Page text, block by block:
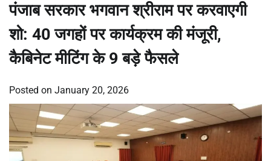
पंजाब सरकार भगवान श्रीराम पर करवाएगी
शो: 40 जगहों पर कार्यक्रम की मंजूरी,
कैबिनेट मीटिंग के 9 बड़े फैसले
Posted on January 20, 2026